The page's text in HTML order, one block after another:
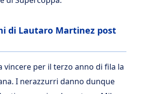
di Lautaro Martinez post
vincere per il terzo anno di fila la
I nerazzurri danno dunque